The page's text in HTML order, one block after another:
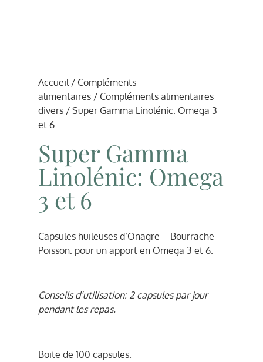
Accueil / Compléments
alimentaires / Compléments alimentaires
divers / Super Gamma Linolénic: Omega 3
et 6
Super Gamma
Linolénic: Omega
3 et 6
Capsules huileuses d’Onagre – Bourrache-
Poisson: pour un apport en Omega 3 et 6.
Conseils d’utilisation: 2 capsules par jour
pendant les repas.
Boite de 100 capsules.